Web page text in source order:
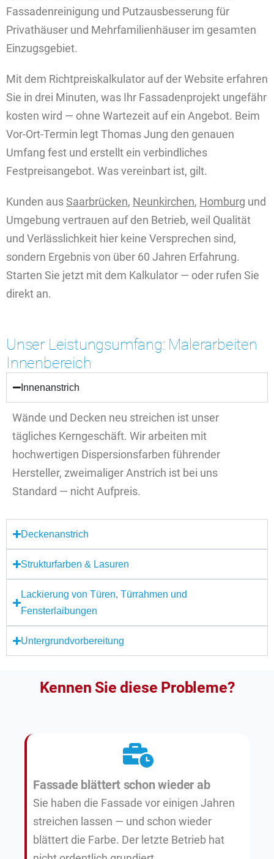
Fassadenreinigung und Putzausbesserung für
Privathäuser und Mehrfamilienhäuser im gesamten
Einzugsgebiet.
Mit dem Richtpreiskalkulator auf der Website erfahren
Sie in drei Minuten, was Ihr Fassadenprojekt ungefähr
kosten wird — ohne Wartezeit auf ein Angebot. Beim
Vor-Ort-Termin legt Thomas Jung den genauen
Umfang fest und erstellt ein verbindliches
Festpreisangebot. Was vereinbart ist, gilt.
Kunden ausSaarbrücken, Neunkirchen, Homburg und
Umgebung vertrauen auf den Betrieb, weil Qualität
und Verlässlichkeit hier keine Versprechen sind,
sondern Ergebnis von über 60 Jahren Erfahrung.
Starten Sie jetzt mit dem Kalkulator — oder rufen Sie
direkt an.
Unser Leistungsumfang: Malerarbeiten
Innenbereich
Innenanstrich
Wände und Decken neu streichen ist unser
tägliches Kerngeschäft. Wir arbeiten mit
hochwertigen Dispersionsfarben führender
Hersteller, zweimaliger Anstrich ist bei uns
Standard — nicht Aufpreis.
Deckenanstrich
Strukturfarben & Lasuren
Lackierung von Türen, Türrahmen und
Fensterlaibungen
Untergrundvorbereitung
Kennen Sie diese Probleme?
Fassade blättert schon wieder ab
Sie haben die Fassade vor einigen Jahren
streichen lassen — und schon wieder
blättert die Farbe. Der letzte Betrieb hat